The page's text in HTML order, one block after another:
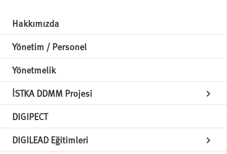
Hakkımızda
Yönetim / Personel
Yönetmelik
İSTKA DDMM Projesi
chevron_right
DIGIPECT
DIGILEAD Eğitimleri
chevron_right